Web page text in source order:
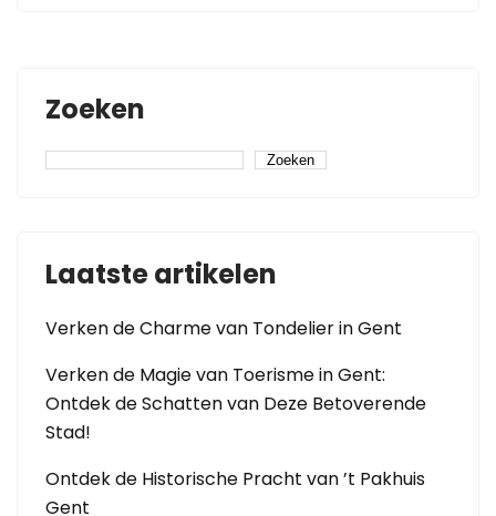
Zoeken
Zoeken
Laatste artikelen
Verken de Charme van Tondelier in Gent
Verken de Magie van Toerisme in Gent:
Ontdek de Schatten van Deze Betoverende
Stad!
Ontdek de Historische Pracht van ’t Pakhuis
Gent